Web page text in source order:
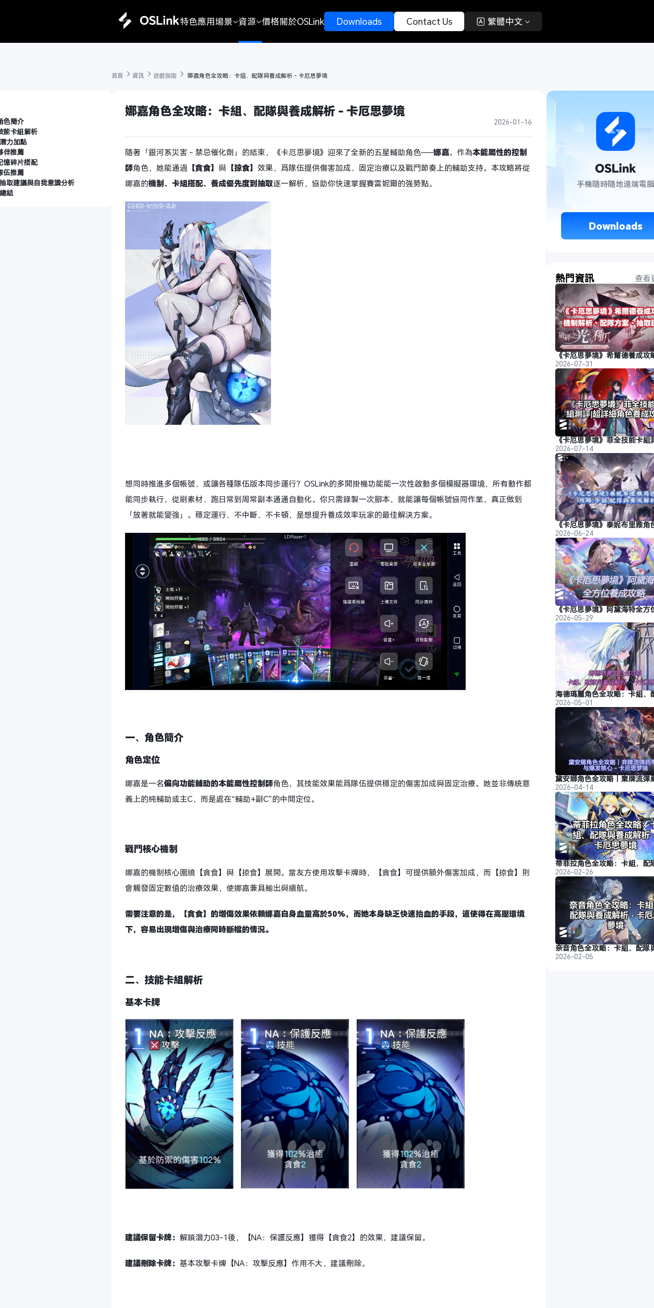
特色應用場景 資源 價格關於OSLink Downloads Contact Us 繁體中文
色簡介
能卡組解析
力加點
伴推薦
憶碎片搭配
伍推薦
取建議與自我意識分析
結
首頁 資訊 遊戲指南 娜嘉角色全攻略：卡組、配隊與養成解析 - 卡厄思夢境
娜嘉角色全攻略：卡組、配隊與養成解析 - 卡厄思夢境
2026-01-16
隨著「銀河系災害 - 禁忌催化劑」的結束，《卡厄思夢境》迎來了全新的五星輔助角色——娜嘉。作為本能屬性的控制
師角色，她能通過 【貪食】 與 【掠食】 效果，爲隊伍提供傷害加成、固定治療以及戰鬥節奏上的輔助支持。本攻略將從
娜嘉的機制、卡組搭配、養成優先度到抽取逐一解析，協助你快速掌握賽雷妮爾的強勢點。
想同時推進多個帳號、或讓各種隊伍版本同步運行？OSLink的多開掛機功能能一次性啟動多個模擬器環境，所有動作都
能同步執行，從刷素材、跑日常到周常副本通通自動化。你只需錄製一次腳本，就能讓每個帳號協同作業，真正做到
「放著就能變強」。穩定運行、不中斷、不卡頓，是想提升養成效率玩家的最佳解決方案。
一、角色簡介
角色定位
娜嘉是一名偏向功能輔助的本能屬性控制師角色，其技能效果能爲隊伍提供穩定的傷害加成與固定治療。她並非傳統意
義上的純輔助或主C，而是處在“輔助+副C”的中間定位。
戰鬥核心機制
娜嘉的機制核心圍繞【貪食】與【掠食】展開。當友方使用攻擊卡牌時，【貪食】可提供額外傷害加成，而【掠食】則
會觸發固定數值的治療效果，使娜嘉兼具輸出與續航。
需要注意的是，【貪食】的增傷效果依賴娜嘉自身血量高於50%，而她本身缺乏快速抬血的手段，這使得在高壓環境
下，容易出現增傷與治療同時斷檔的情況。
二、技能卡組解析
基本卡牌
建議保留卡牌： 解鎖潛力03-1後，【NA：保護反應】獲得【貪食2】的效果，建議保留。
建議刪除卡牌： 基本攻擊卡牌【NA：攻擊反應】作用不大，建議刪除。
手機隨時隨地遠端電腦
Downloads
熱門資訊 查看
2026-07-31
2026-07-14
2026-06-24
2026-05-29
2026-05-01
2026-04-14
2026-02-26
2026-02-05